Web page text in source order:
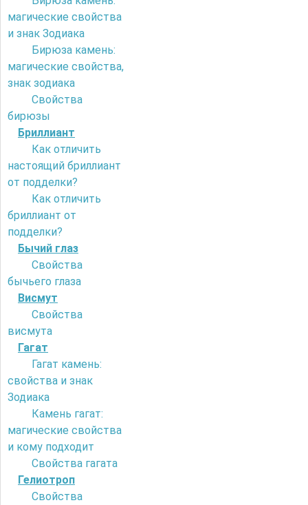
магические свойства
и знак Зодиака
Бирюза камень:
магические свойства,
знак зодиака
Свойства
бирюзы
Бриллиант
Как отличить
настоящий бриллиант
от подделки?
Как отличить
бриллиант от
подделки?
Бычий глаз
Свойства
бычьего глаза
Висмут
Свойства
висмута
Гагат
Гагат камень:
свойства и знак
Зодиака
Камень гагат:
магические свойства
и кому подходит
Свойства гагата
Гелиотроп
Свойства